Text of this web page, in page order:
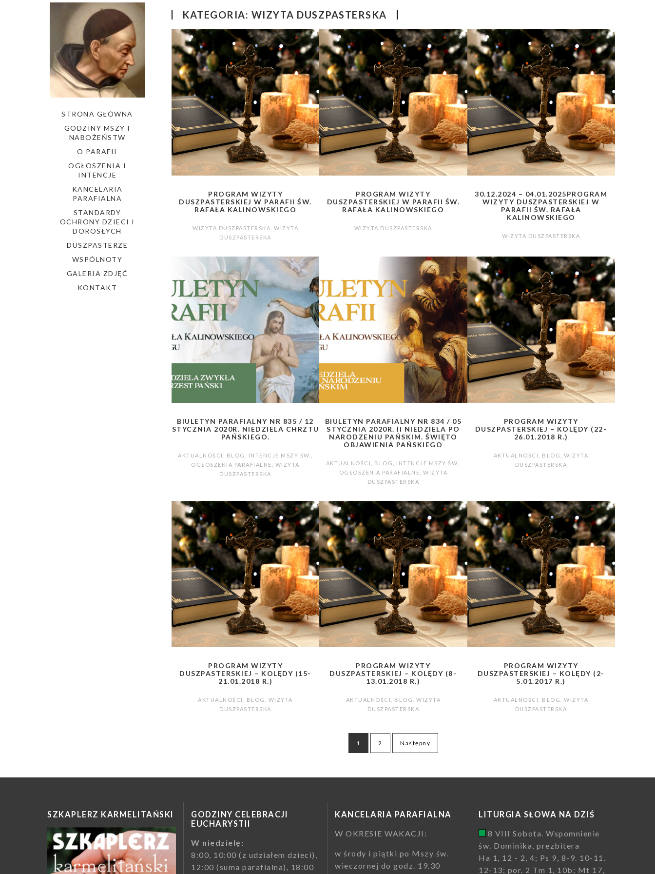
STRONA GŁÓWNA
GODZINY MSZY I
NABOŻEŃSTW
O PARAFII
OGŁOSZENIA I
INTENCJE
KANCELARIA
PARAFIALNA
STANDARDY
OCHRONY DZIECI I
DOROSŁYCH
DUSZPASTERZE
WSPÓLNOTY
GALERIA ZDJĘĆ
KONTAKT
KATEGORIA: WIZYTA DUSZPASTERSKA
PROGRAM WIZYTY
DUSZPASTERSKIEJ W PARAFII ŚW.
RAFAŁA KALINOWSKIEGO
WIZYTA DUSZPASTERSKA ,WIZYTA
DUSZPASTERSKA
PROGRAM WIZYTY
DUSZPASTERSKIEJ W PARAFII ŚW.
RAFAŁA KALINOWSKIEGO
WIZYTA DUSZPASTERSKA
30.12.2024 – 04.01.2025PROGRAM
WIZYTY DUSZPASTERSKIEJ W
PARAFII ŚW. RAFAŁA
KALINOWSKIEGO
WIZYTA DUSZPASTERSKA
BIULETYN PARAFIALNY NR 835 / 12
STYCZNIA 2020R. NIEDZIELA CHRZTU
PAŃSKIEGO.
AKTUALNOŚCI BLOG INTENCJE MSZY ŚW.
OGŁOSZENIA PARAFIALNE
WIZYTA
DUSZPASTERSKA
BIULETYN PARAFIALNY NR 834 / 05
STYCZNIA 2020R. II NIEDZIELA PO
NARODZENIU PAŃSKIM. ŚWIĘTO
OBJAWIENIA PAŃSKIEGO
AKTUALNOŚCI BLOG INTENCJE MSZY ŚW.
OGŁOSZENIA PARAFIALNE ,WIZYTA
DUSZPASTERSKA
PROGRAM WIZYTY
DUSZPASTERSKIEJ – KOLĘDY (22-
26.01.2018 R.)
AKTUALNOŚCI BLOG ,WIZYTA
DUSZPASTERSKA
PROGRAM WIZYTY
DUSZPASTERSKIEJ – KOLĘDY (15-
21.01.2018 R.)
AKTUALNOŚCI BLOG
WIZYTA
DUSZPASTERSKA
PROGRAM WIZYTY
DUSZPASTERSKIEJ – KOLĘDY (8-
13.01.2018 R.)
AKTUALNOŚCI BLOG ,WIZYTA
DUSZPASTERSKA
PROGRAM WIZYTY
DUSZPASTERSKIEJ – KOLĘDY (2-
5.01.2017 R.)
AKTUALNOŚCI BLOG ,WIZYTA
DUSZPASTERSKA
1 2 Następny
SZKAPLERZ KARMELITAŃSKI
GODZINY CELEBRACJI
EUCHARYSTII
W niedzielę:
8:00, 10:00 (z udziałem dzieci),
12:00 (suma parafialna), 18:00
KANCELARIA PARAFIALNA
W OKRESIE WAKACJI:
w środy i piątki po Mszy św.
wieczornej do godz. 19.30
LITURGIA SŁOWA NA DZIŚ
8 VIII Sobota. Wspomnienie
św. Dominika, prezbitera
Ha 1, 12 - 2, 4; Ps 9, 8-9. 10-11.
12-13; por. 2 Tm 1, 10b; Mt 17,